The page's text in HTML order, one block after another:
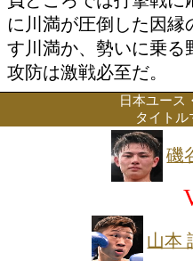
イトル奪還のチャ
シャーから馬力を
ァイターで、持ち
いに持ち込みたい
トル初挑戦。シャ
そして左ボディ
武器に、日本人
持している。メ
負どころでは打